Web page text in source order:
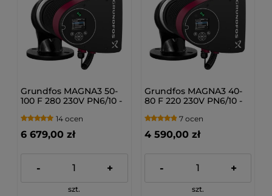
Grundfos MAGNA3 50-
100 F 280 230V PN6/10 -
9792428314 ocen
6 679,00 zł
- +
szt.
Grundfos MAGNA3 40-
80 F 220 230V PN6/10 -
979242687 ocen
4 590,00 zł
- +
szt.